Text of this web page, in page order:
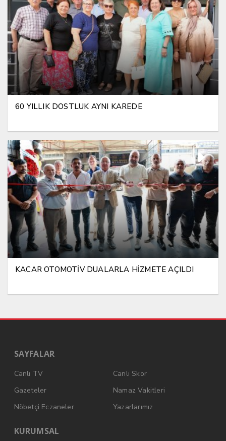
60 YILLIK DOSTLUK AYNI KAREDE
KACAR OTOMOTİV DUALARLA HİZMETE AÇILDI
SAYFALAR
Canlı TV
Canlı Skor
Gazeteler
Namaz Vakitleri
Nöbetçi Eczaneler
Yazarlarımız
KURUMSAL